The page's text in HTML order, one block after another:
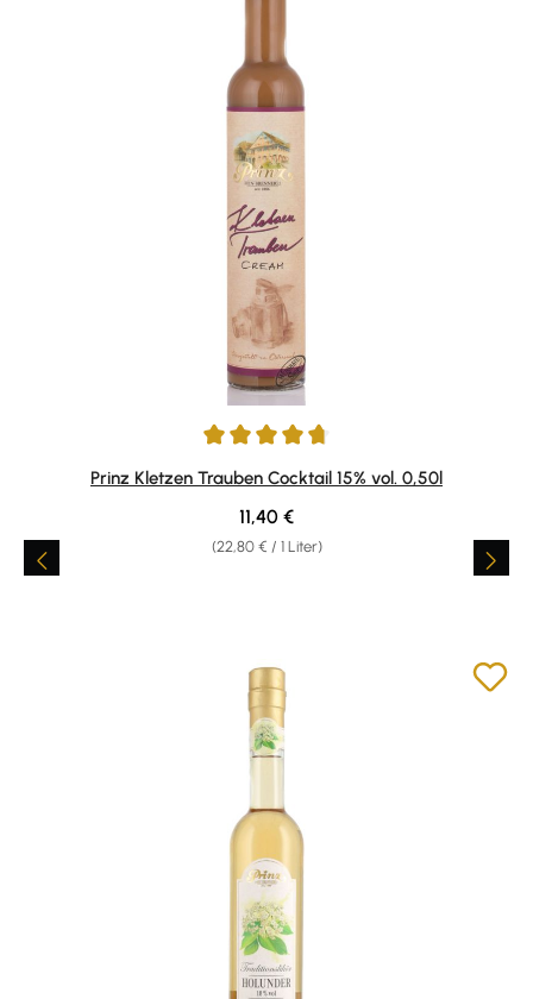
Durchschnittliche Bewertung von 4.63 von 5 Sternen
Prinz Kletzen Trauben Cocktail 15% vol. 0,50l
(22,80 € / 1 Liter)
Regulärer Preis:
11,40 €